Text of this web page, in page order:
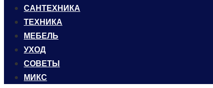
САНТЕХНИКА
ТЕХНИКА
МЕБЕЛЬ
УХОД
CОВЕТЫ
МИКС